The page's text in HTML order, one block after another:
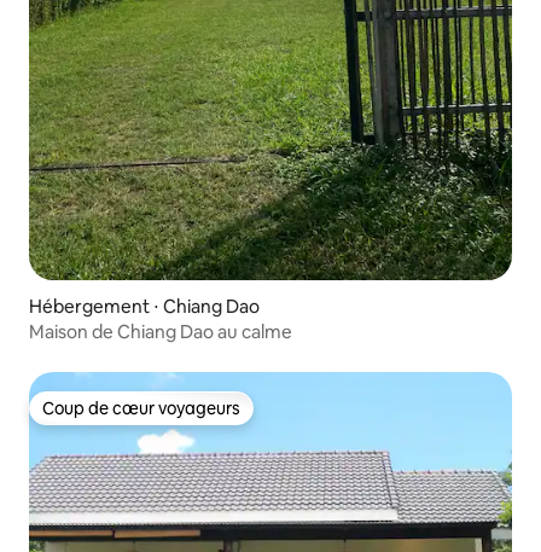
Hébergement ⋅ Chiang Dao
Maison de Chiang Dao au calme
Coup de cœur voyageurs
Coup de cœur voyageurs